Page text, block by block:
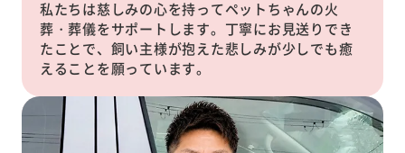
私たちは慈しみの心を持ってペットちゃんの火
葬・葬儀をサポートします。丁寧にお見送りでき
たことで、飼い主様が抱えた悲しみが少しでも癒
えることを願っています。